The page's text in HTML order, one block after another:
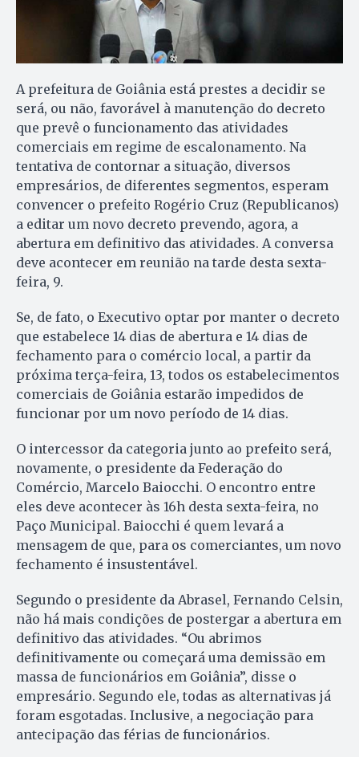
A prefeitura de Goiânia está prestes a decidir se
será, ou não, favorável à manutenção do decreto
que prevê o funcionamento das atividades
comerciais em regime de escalonamento. Na
tentativa de contornar a situação, diversos
empresários, de diferentes segmentos, esperam
convencer o prefeito Rogério Cruz (Republicanos)
a editar um novo decreto prevendo, agora, a
abertura em definitivo das atividades. A conversa
deve acontecer em reunião na tarde desta sexta-
feira, 9.
Se, de fato, o Executivo optar por manter o decreto
que estabelece 14 dias de abertura e 14 dias de
fechamento para o comércio local, a partir da
próxima terça-feira, 13, todos os estabelecimentos
comerciais de Goiânia estarão impedidos de
funcionar por um novo período de 14 dias.
O intercessor da categoria junto ao prefeito será,
novamente, o presidente da Federação do
Comércio, Marcelo Baiocchi. O encontro entre
eles deve acontecer às 16h desta sexta-feira, no
Paço Municipal. Baiocchi é quem levará a
mensagem de que, para os comerciantes, um novo
fechamento é insustentável.
Segundo o presidente da Abrasel, Fernando Celsin,
não há mais condições de postergar a abertura em
definitivo das atividades. “Ou abrimos
definitivamente ou começará uma demissão em
massa de funcionários em Goiânia”, disse o
empresário. Segundo ele, todas as alternativas já
foram esgotadas. Inclusive, a negociação para
antecipação das férias de funcionários.